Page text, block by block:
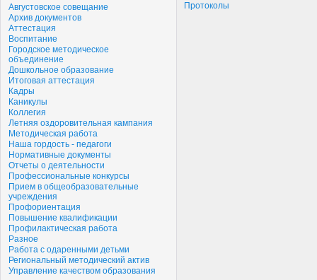
Августовское совещание
Архив документов
Аттестация
Воспитание
Городское методическое
объединение
Дошкольное образование
Итоговая аттестация
Кадры
Каникулы
Коллегия
Летняя оздоровительная кампания
Методическая работа
Наша гордость - педагоги
Нормативные документы
Отчеты о деятельности
Профессиональные конкурсы
Прием в общеобразовательные
учреждения
Профориентация
Повышение квалификации
Профилактическая работа
Разное
Работа с одаренными детьми
Региональный методический актив
Управление качеством образования
Протоколы